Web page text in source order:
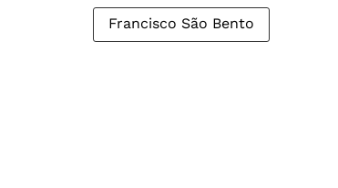
Francisco São Bento